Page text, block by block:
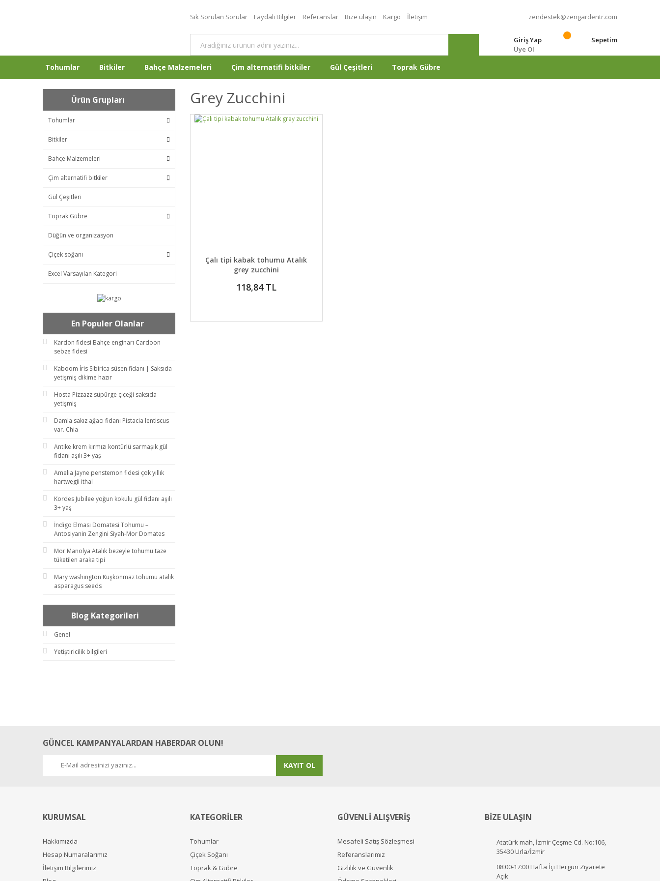
Sık Sorulan Sorular Faydalı Bilgiler Referanslar Bize ulaşın Kargo İletişim zendestek@zengardentr.com
Giriş Yap
Üye Ol
Sepetim
Tohumlar Bitkiler Bahçe Malzemeleri Çim alternatifi bitkiler Gül Çeşitleri Toprak Gübre
Ürün Grupları
Tohumlar
Bitkiler
Bahçe Malzemeleri
Çim alternatifi bitkiler
Gül Çeşitleri
Toprak Gübre
Düğün ve organizasyon
Çiçek soğanı
Excel Varsayılan Kategori
En Populer Olanlar
Kardon fidesi Bahçe enginarı Cardoon
sebze fidesi
Kaboom İris Sibirica süsen fidanı | Saksıda
yetişmiş dikime hazır
Hosta Pizzazz süpürge çiçeği saksıda
yetişmiş
Damla sakız ağacı fidanı Pistacia lentiscus
var. Chia
Antike krem kırmızı kontürlü sarmaşık gül
fidanı aşılı 3+ yaş
Amelia Jayne penstemon fidesi çok yıllık
hartwegii ithal
Kordes Jubilee yoğun kokulu gül fidanı aşılı
3+ yaş
İndigo Elması Domatesi Tohumu –
Antosiyanin Zengini Siyah-Mor Domates
Mor Manolya Atalık bezeyle tohumu taze
tüketilen araka tipi
Mary washington Kuşkonmaz tohumu atalık
asparagus seeds
Blog Kategorileri
Genel
Yetiştiricilik bilgileri
Grey Zucchini
DETAYLAR SEPETE EKLE
Çalı tipi kabak tohumu Atalık
grey zucchini
118,84 TL
GÜNCEL KAMPANYALARDAN HABERDAR OLUN!
KAYIT OL
KURUMSAL
Hakkımızda
Hesap Numaralarımız
İletişim Bilgilerimiz
KATEGORİLER
Tohumlar
Çiçek Soğanı
Toprak & Gübre
GÜVENLİ ALIŞVERİŞ
Mesafeli Satış Sözleşmesi
Referanslarımız
Gizlilik ve Güvenlik
BİZE ULAŞIN
Atatürk mah, İzmir Çeşme Cd. No:106,
35430 Urla/İzmir
08:00-17:00 Hafta İçi Hergün Ziyarete
Açık